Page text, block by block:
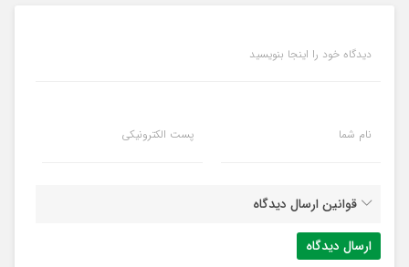
دیدگاه خود را اینجا بنویسید
نام شما پست الکترونیکی
قوانین ارسال دیدگاه